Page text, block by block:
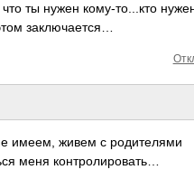
ты нужен кому­-то.­..кто
закл­ючае­тся…
имеем, живем с роди­телями
меня конт­роли­ровать…